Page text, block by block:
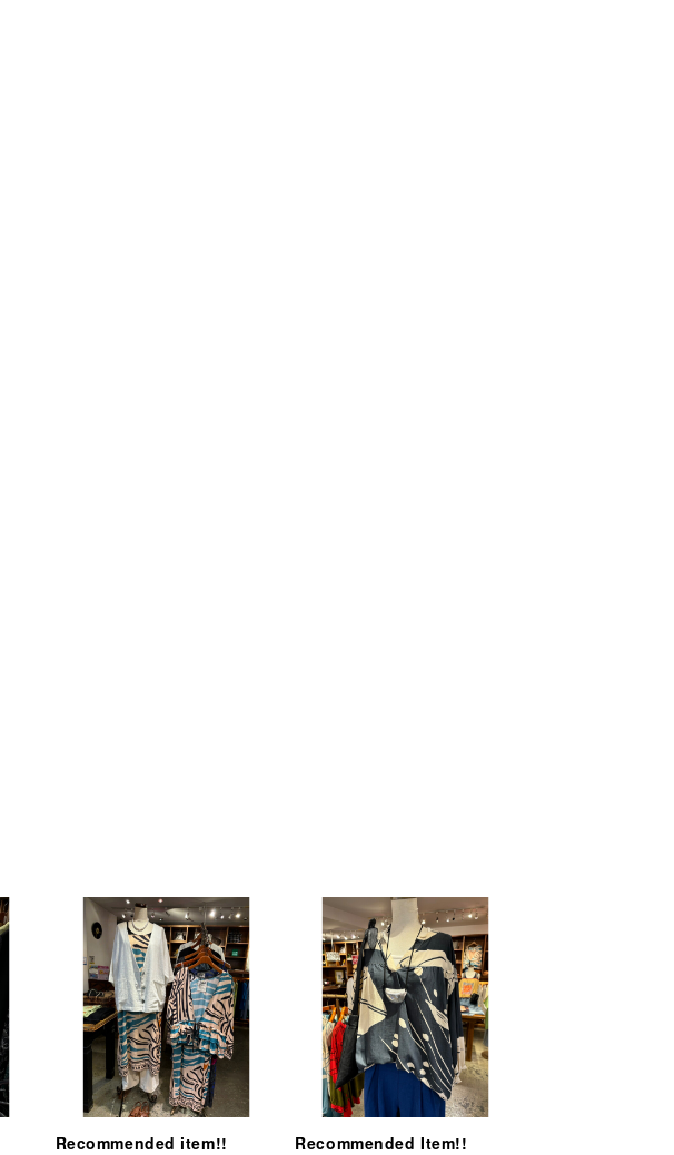
Recommended item!! Recommended Item!!